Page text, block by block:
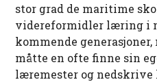
stor grad de maritime
videreformidler læring i
kommende
måtte en ofte finne sin
læremester og nedskrive